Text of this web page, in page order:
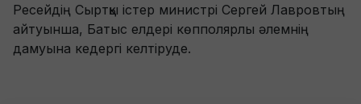
Ресейдің Сыртқы істер министрі Сергей Лавровтың
айтуынша, Батыс елдері көпполярлы әлемнің
дамуына кедергі келтіруде.